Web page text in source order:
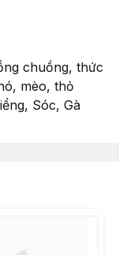
chuồng, thức
mèo, thỏ
Sóc, Gà